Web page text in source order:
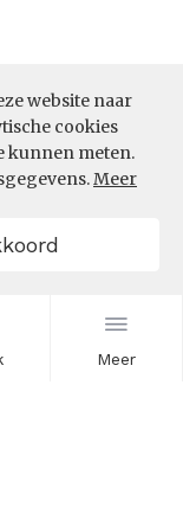
Meer
website naar
cookies
kunnen meten.
Meer